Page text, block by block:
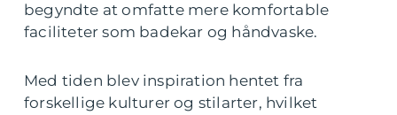
begyndte at omfatte mere komfortable
faciliteter som badekar og håndvaske.
Med tiden blev inspiration hentet fra
forskellige kulturer og stilarter, hvilket